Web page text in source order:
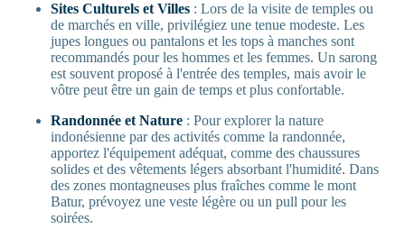
Sites Culturels et Villes : Lors de la visite de temples ou
de marchés en ville, privilégiez une tenue modeste. Les
jupes longues ou pantalons et les tops à manches sont
recommandés pour les hommes et les femmes. Un sarong
est souvent proposé à l'entrée des temples, mais avoir le
vôtre peut être un gain de temps et plus confortable.
Randonnée et Nature : Pour explorer la nature
indonésienne par des activités comme la randonnée,
apportez l'équipement adéquat, comme des chaussures
solides et des vêtements légers absorbant l'humidité. Dans
des zones montagneuses plus fraîches comme le mont
Batur, prévoyez une veste légère ou un pull pour les
soirées.